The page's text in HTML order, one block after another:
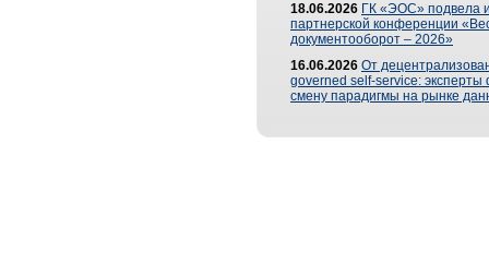
18.06.2026 ГК «ЭОС» подвела
партнерской конференции
документооборот – 2026»
16.06.2026 От
governed self-service: эксперты
смену парадигмы на рынке